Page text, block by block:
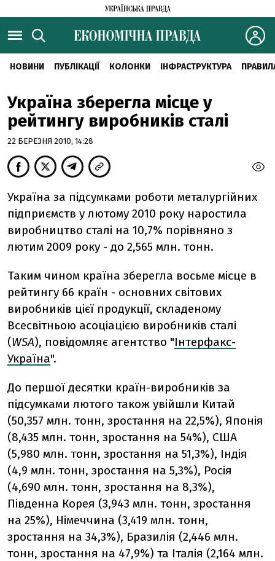
НОВИНИ ПУБЛІКАЦІЇ КОЛОНКИ ІНФРАСТРУКТУРА
Україна зберегла місце у
рейтингу виробників сталі
22 БЕРЕЗНЯ 2010, 14:28
Україна за підсумками роботи металургійних
підприємств у лютому 2010 року наростила
виробництво сталі на 10,7% порівняно з
лютим 2009 року - до 2,565 млн. тонн.
Таким чином країна зберегла восьме місце в
рейтингу 66 країн - основних світових
виробників цієї продукції, складеному
Всесвітньою асоціацією виробників сталі
(WSA), повідомляє агентство "Інтерфакс-
Україна".
До першої десятки країн-виробників за
підсумками лютого також увійшли Китай
(50,357 млн. тонн, зростання на 22,5%), Японія
(8,435 млн. тонн, зростання на 54%), США
(5,980 млн. тонн, зростання на 51,3%), Індія
(4,9 млн. тонн, зростання на 5,3%), Росія
(4,690 млн. тонн, зростання на 8,3%),
Південна Корея (3,943 млн. тонн, зростання
на 25%), Німеччина (3,419 млн. тонн,
зростання на 34,3%), Бразилія (2,446 млн.
тонн, зростання на 47,9%) та Італія (2,164 млн.